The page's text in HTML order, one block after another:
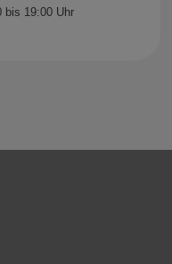
bis 19:00 Uhr